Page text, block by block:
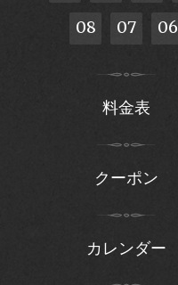
08 07 06
料金表
クーポン
カレンダー